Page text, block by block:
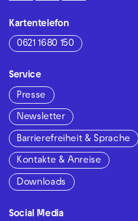
Kartentelefon
0621 1680 150
Service
Presse
Newsletter
Barrierefreiheit & Sprache
Kontakte & Anreise
Downloads
Social Media